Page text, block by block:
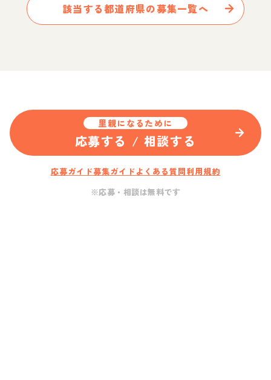
該当する都道府県の募集一覧へ
里親になるために
応募する / 相談する
応募ガイド募集ガイド よくある質問利用規約
※応募・相談は無料です